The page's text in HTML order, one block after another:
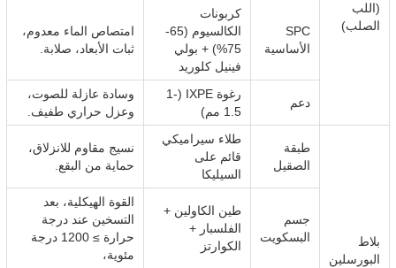
(اللب
الصلب)
SPC
الأساسية
كربونات
الكالسيوم (65-
75%) + بولي
فينيل كلوريد
امتصاص الماء معدوم،
ثبات الأبعاد، صلابة.
دعم
رغوة IXPE (1-
1.5 مم)
وسادة عازلة للصوت،
وعزل حراري طفيف.
بلاط
البورسلين
طبقة
الصقيل
طلاء سيراميكي
قائم على
السيليكا
نسيج مقاوم للانزلاق،
حماية من البقع.
جسم
البسكويت
طين الكاولين +
الفلسبار +
الكوارتز
القوة الهيكلية، بعد
التسخين عند درجة
حرارة ≥ 1200 درجة
مئوية،